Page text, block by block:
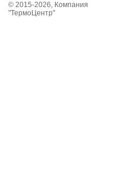
© 2015-2026, Компания
"ТермоЦентр"